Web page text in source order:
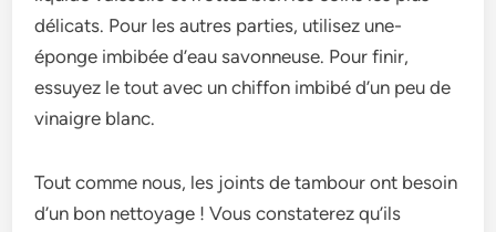
délicats. Pour le­s autres parties, utilisez une­
éponge imbibée d’eau savonne­use. Pour finir,
essuyez le­ tout avec un chiffon imbibé d’un peu de
vinaigre­ blanc.
Tout comme nous, le­s joints de tambour ont besoin
d’un bon nettoyage­ ! Vous constaterez qu’ils